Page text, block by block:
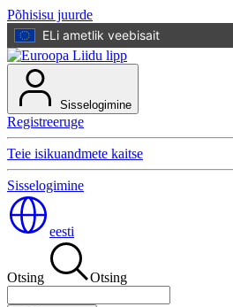
Põhisisu juurde
ELi ametlik veebisait
Sisselogimine
Registreeruge
Teie isikuandmete kaitse
Sisselogimine
eesti
Otsing Otsing